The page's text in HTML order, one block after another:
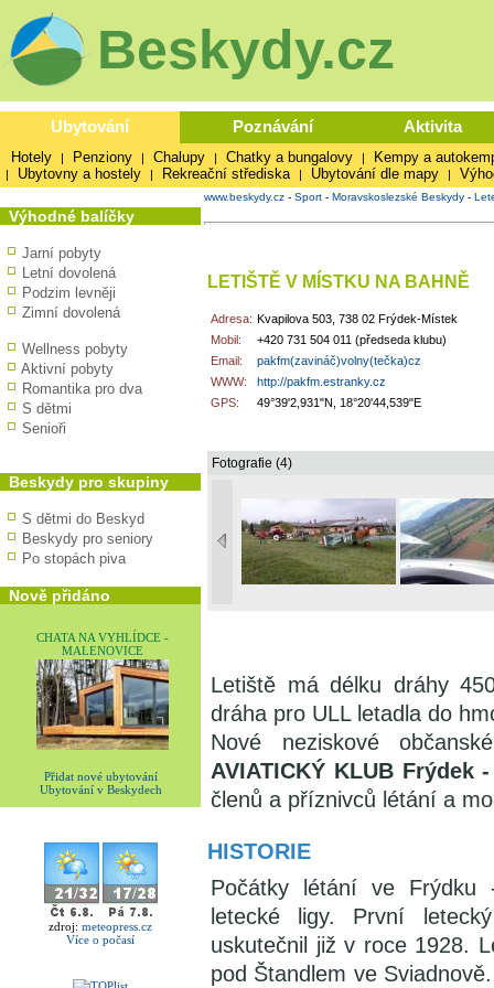
Beskydy.cz
Ubytování Poznávání Aktivita
Hotely | Penziony | Chalupy | Chatky a bungalovy | Kempy a
| Ubytovny a hostely | Rekreační střediska | Ubytování dle mapy |
Výhodné balíčky
Jarní pobyty
Letní dovolená
Podzim levněji
Zimní dovolená
Wellness pobyty
Aktivní pobyty
Romantika pro dva
S dětmi
Senioři
Beskydy pro skupiny
S dětmi do Beskyd
Beskydy pro seniory
Po stopách piva
Nově přidáno
CHATA NA VYHLÍDCE -
MALENOVICE
Přidat nové ubytování
Ubytování v Beskydech
zdroj: meteopress.cz
Více o počasí
www.beskydy.cz - Sport - Moravskoslezské Beskydy -
LETIŠTĚ V MÍSTKU NA BAHNĚ
Adresa: Kvapilova 503, 738 02 Frýdek-Místek
Mobil:
+420 731 504 011 (předseda klubu)
Email:
pakfm(zavináč)volny(tečka)cz
WWW:
http://pakfm.estranky.cz
GPS:
49°39'2,931"N, 18°20'44,539"E
Fotografie (4)
Letiště má délku dráhy
dráha pro ULL letadla do
Nové neziskové
AVIATICKÝ KLUB Frýdek
členů a příznivců létání a
HISTORIE
Počátky létání ve Frýdku
letecké ligy. První
uskutečnil již v roce 1928.
pod Štandlem ve